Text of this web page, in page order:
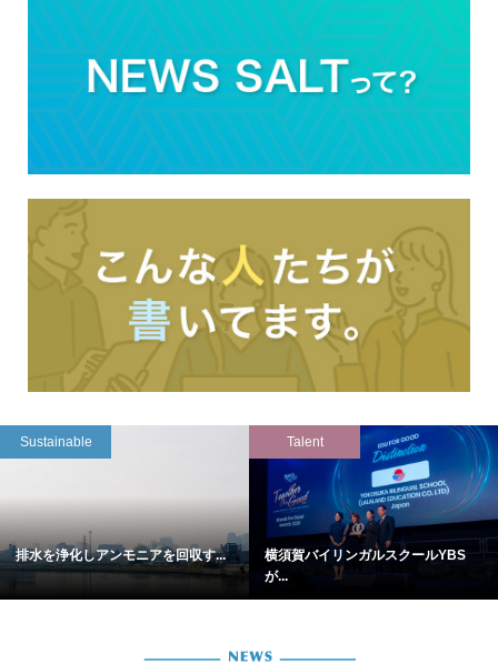
Sustainable
排水を浄化しアンモニアを回収す...
Talent
横須賀バイリンガルスクールYBS
が...